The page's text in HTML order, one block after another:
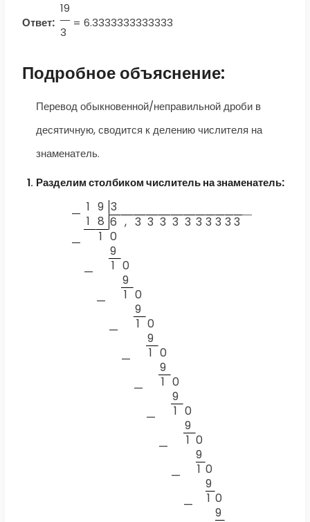
Ответ:
19
3
= 6.3333333333333
Подробное объяснение:
Перевод обыкновенной/неправильной дроби в
десятичную, сводится к делению числителя на
знаменатель.
Разделим столбиком числитель на знаменатель:
— 1 9 3
1 8 6 , 3 3 3 3 3 3 3 3 3 3
—
1 0
9
—
1 0
9
—
1 0
9
—
1 0
9
—
1 0
9
—
1 0
9
—
1 0
9
—
1 0
9
—
1 0
9
—
1 0
9